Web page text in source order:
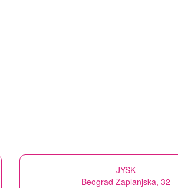
JYSK
Beograd Zaplanjska, 32